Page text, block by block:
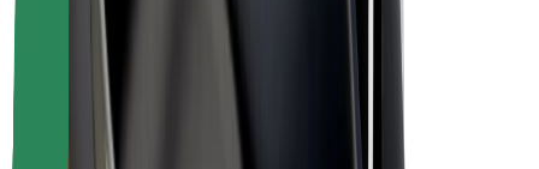
Şirkət
Vakansiyalar
Bolt haqqında
Bolt-da davamlılıq